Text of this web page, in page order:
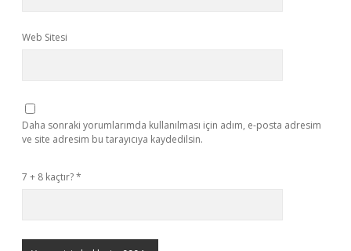
Web Sitesi
Daha sonraki yorumlarımda kullanılması için adım, e-posta adresim
ve site adresim bu tarayıcıya kaydedilsin.
7 + 8 kaçtır?*